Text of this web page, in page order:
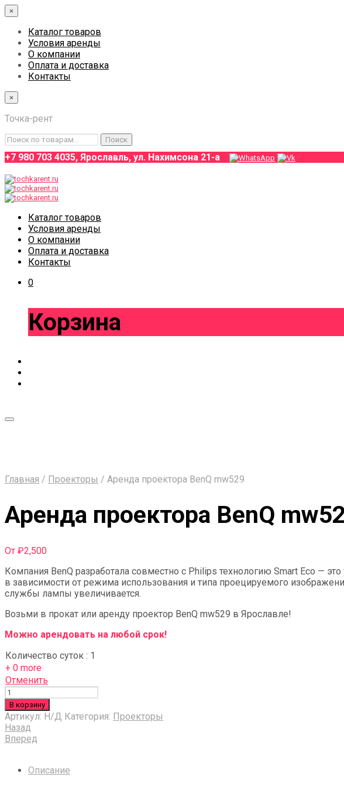
×
Каталог товаров
Условия аренды
О компании
Оплата и доставка
Контакты
×
Точка-рент
Искать:
Поиск
+7 980 703 4035, Ярославль, ул. Нахимсона 21-а
Каталог товаров
Условия аренды
О компании
Оплата и доставка
Контакты
0
Корзина
Главная / Проекторы / Аренда проектора BenQ mw529
Аренда проектора BenQ
От ₽2,500
Компания BenQ разработала совместно с Philips технологию Smart Eco —
в зависимости от режима использования и типа проецируемого
службы лампы увеличивается.
Возьми в прокат или аренду проектор BenQ mw529 в Ярославле!
Можно арендовать на любой срок!
Количество суток : 1
+ 0 more
Отменить
Количество
В корзину
Артикул: Н/Д Категория: Проекторы
Назад
Вперед
Описание